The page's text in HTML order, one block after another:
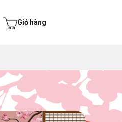
Giỏ hàng